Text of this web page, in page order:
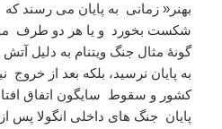
بهنر« زمانی به پایان می رسند
شکست بخورد و یا هر دو طرف
گونۀ مثال جنگ ویتنام به دلیل
به پایان نرسید، بلکه بعد از خروج
کشور و سقوط سایگون اتفاق
پایان جنگ های داخلی انگولا